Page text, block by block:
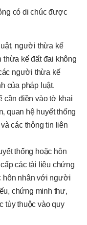
có di chúc được
người thừa kế
kế đất đai không
người thừa kế
của pháp luật.
cần điền vào tờ khai
quan hệ huyết thống
các thông tin liên
thống hoặc hôn
các tài liệu chứng
hôn nhân với người
chứng minh thư,
tùy thuộc vào quy